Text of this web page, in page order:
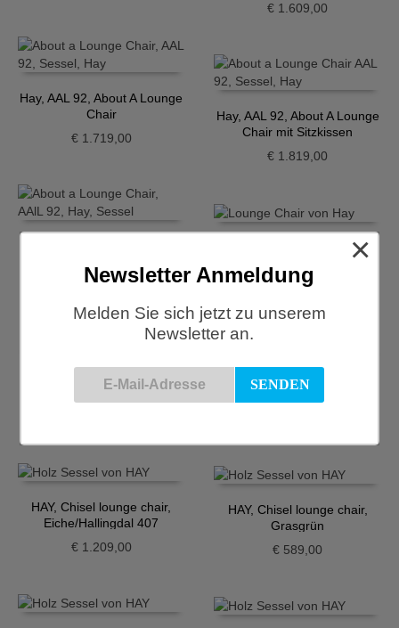
€ 1.609,00
Hay, AAL 92, About A Lounge
Chair
€1.719,00
Hay, AAL 92, About A Lounge
Chair mit Sitzkissen
€ 1.819,00
1.719,00
Hay, AAL83, Lounge Chair
mit Sitzkissen, Bolgheri
€ 1.549,00
Hay, About a Lounge Chair,
Sessel, AAL91 mit Sitzkissen
HAY, Chisel lounge chair,
HAY, Chisel lounge chair,
Eiche/Hallingdal 407
€1.209,00
HAY, Chisel lounge chair,
Grasgrün
€ 589,00
Newsletter Anmeldung
Melden Sie sich jetzt zu unserem
Newsletter an.
×